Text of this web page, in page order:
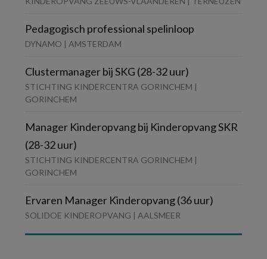
Pedagogisch professional spelinloop
DYNAMO | AMSTERDAM
Clustermanager bij SKG (28-32 uur)
STICHTING KINDERCENTRA GORINCHEM |
GORINCHEM
Manager Kinderopvang bij Kinderopvang SKR
(28-32 uur)
STICHTING KINDERCENTRA GORINCHEM |
GORINCHEM
Ervaren Manager Kinderopvang (36 uur)
SOLIDOE KINDEROPVANG | AALSMEER